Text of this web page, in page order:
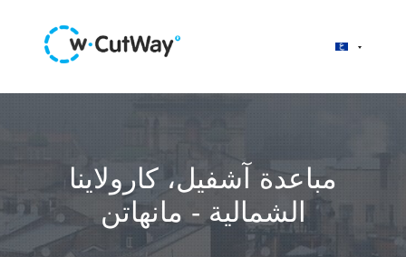
مباعدة آشفيل، كارولاينا
الشمالية - مانهاتن